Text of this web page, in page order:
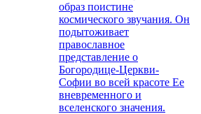
образ поистине
космического звучания. Он
подытоживает
православное
представление о
Богородице-Церкви-
Софии во всей красоте Ее
вневременного и
вселенского значения.